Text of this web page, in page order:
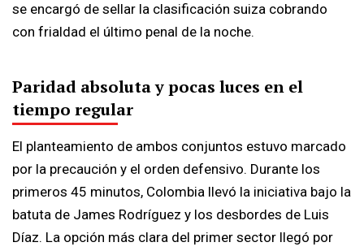
se encargó de sellar la clasificación suiza cobrando
con frialdad el último penal de la noche.
Paridad absoluta y pocas luces en el
tiempo regular
El planteamiento de ambos conjuntos estuvo marcado
por la precaución y el orden defensivo. Durante los
primeros 45 minutos, Colombia llevó la iniciativa bajo la
batuta de James Rodríguez y los desbordes de Luis
Díaz. La opción más clara del primer sector llegó por